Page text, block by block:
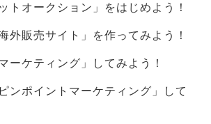
トオークション」をはじめよう！
外販売サイト」を作ってみよう！
ーケティング」してみよう！
ンポイントマーケティング」して